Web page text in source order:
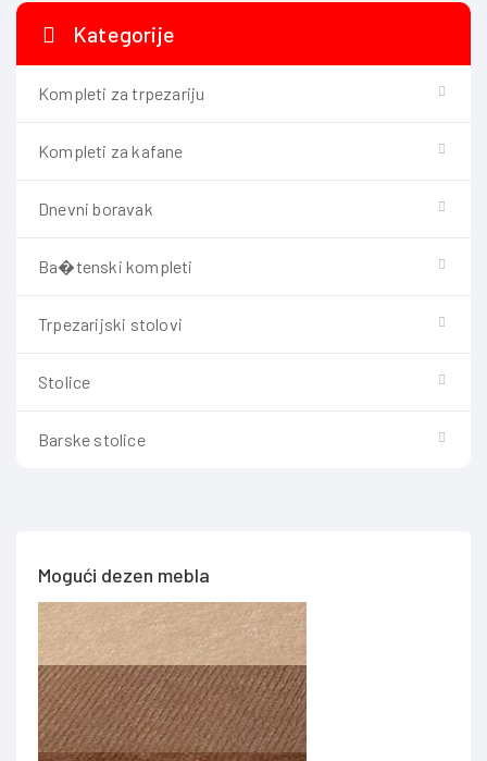
Kategorije
Kompleti za trpezariju
Kompleti za kafane
Dnevni boravak
Ba�tenski kompleti
Trpezarijski stolovi
Stolice
Barske stolice
Mogući dezen mebla